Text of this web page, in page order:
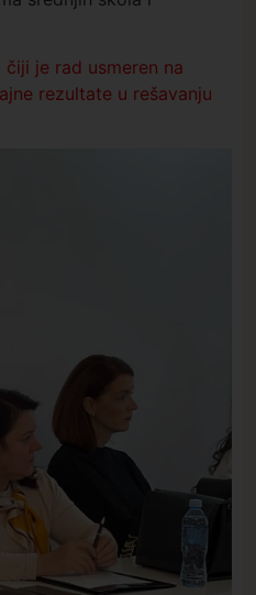
je rad usmeren na
rezultate u rešavanju